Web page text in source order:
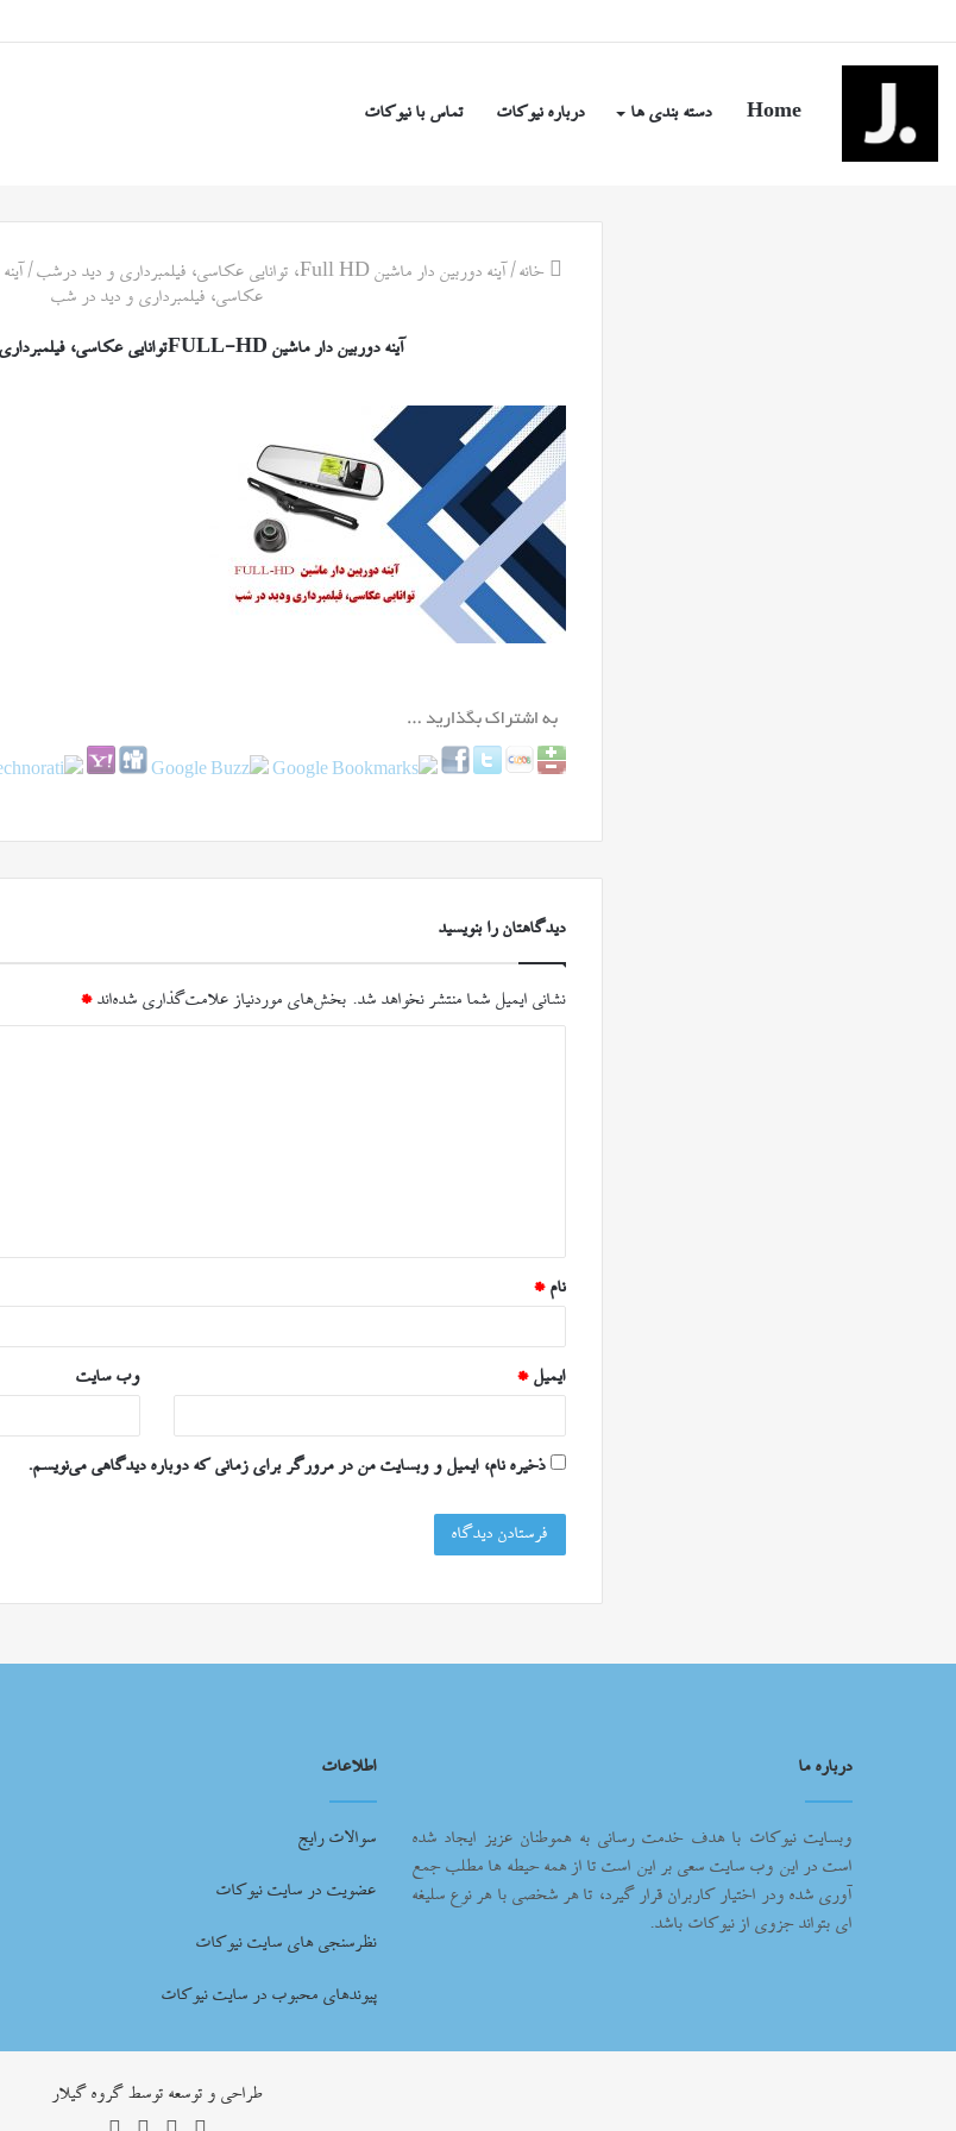
Home دسته بندی ها درباره نیوکات تماس با نیوکات
خانه / آینه دوربین دار ماشین Full HD، توانایی عکاسی، فیلمبرداری و دید درشب /
عکاسی، فیلمبرداری و دید در شب
آینه دوربین دار ماشین FULL-HDتوانایی عکاسی، فیلمبرداری و دید در شب
دیدگاهتان را بنویسید
نشانی ایمیل شما منتشر نخواهد شد. بخش‌های موردنیاز علامت‌گذاری شده‌اند *
*
نام *
ایمیل * وب‌ سایت
ذخیره نام، ایمیل و وبسایت من در مرورگر برای زمانی که دوباره دیدگاهی می‌نویسم.
درباره ما
وبسایت نیوکات با هدف خدمت رسانی به هموطنان عزیز ایجاد شده
است در این وب سایت سعی بر این است تا از همه حیطه ها مطلب جمع
آوری شده ودر اختیار کاربران قرار گیرد، تا هر شخصی با هر نوع سلیغه
ای بتواند جزوی از نیوکات باشد.
اطلاعات
سوالات رایج
عضویت در سایت نیوکات
نظرسنجی های سایت نیوکات
پیوندهای محبوب در سایت نیوکات
طراحي و توسعه توسط گروه گيلار